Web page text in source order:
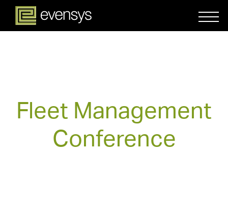
Fleet Management
Conference